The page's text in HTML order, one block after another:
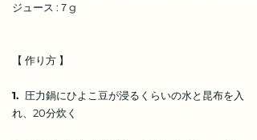
ジュース :７g
【 作り方 】
1. 圧力鍋にひよこ豆が浸るくらいの水と昆布を入
れ、20分炊く